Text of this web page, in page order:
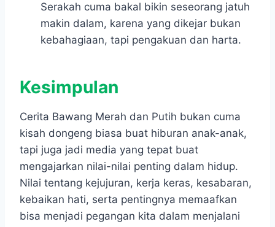
Serakah cuma bakal bikin seseorang jatuh
makin dalam, karena yang dikejar bukan
kebahagiaan, tapi pengakuan dan harta.
Kesimpulan
Cerita Bawang Merah dan Putih bukan cuma
kisah dongeng biasa buat hiburan anak-anak,
tapi juga jadi media yang tepat buat
mengajarkan nilai-nilai penting dalam hidup.
Nilai tentang kejujuran, kerja keras, kesabaran,
kebaikan hati, serta pentingnya memaafkan
bisa menjadi pegangan kita dalam menjalani